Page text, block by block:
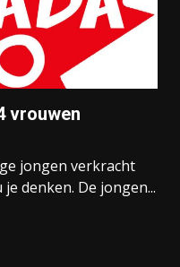
vrouwen
jongen verkracht
denken. De jongen...